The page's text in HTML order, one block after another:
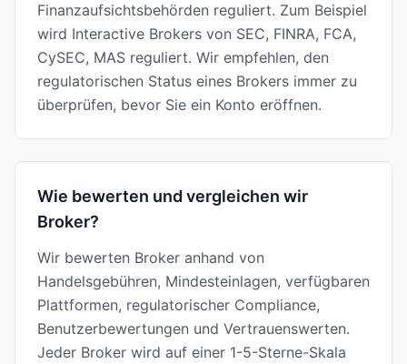
Finanzaufsichtsbehörden reguliert. Zum Beispiel
wird Interactive Brokers von SEC, FINRA, FCA,
CySEC, MAS reguliert. Wir empfehlen, den
regulatorischen Status eines Brokers immer zu
überprüfen, bevor Sie ein Konto eröffnen.
Wie bewerten und vergleichen wir
Broker?
Wir bewerten Broker anhand von
Handelsgebühren, Mindesteinlagen, verfügbaren
Plattformen, regulatorischer Compliance,
Benutzerbewertungen und Vertrauenswerten.
Jeder Broker wird auf einer 1-5-Sterne-Skala